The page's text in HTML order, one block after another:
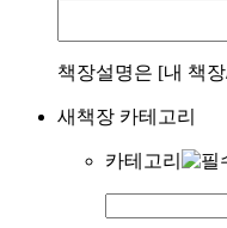
책장설명은 [내 책
새책장 카테고리
카테고리